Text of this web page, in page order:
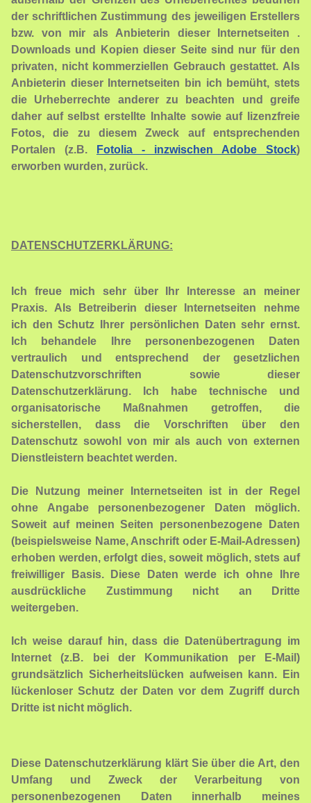
der schriftlichen Zustimmung des jeweiligen Erstellers
bzw. von mir als Anbieterin dieser Internetseiten .
Downloads und Kopien dieser Seite sind nur für den
privaten, nicht kommerziellen Gebrauch gestattet. Als
Anbieterin dieser Internetseiten bin ich bemüht, stets
die Urheberrechte anderer zu beachten und greife
daher auf selbst erstellte Inhalte sowie auf lizenzfreie
Fotos, die zu diesem Zweck auf entsprechenden
Portalen (z.B.
Fotolia - inzwischen Adobe Stock)
erworben wurden, zurück.
DATENSCHUTZERKLÄRUNG:
Ich freue mich sehr über Ihr Interesse an meiner
Praxis. Als Betreiberin dieser Internetseiten nehme
ich den Schutz Ihrer persönlichen Daten sehr ernst.
Ich behandele Ihre personenbezogenen Daten
vertraulich und entsprechend der gesetzlichen
Datenschutzvorschriften sowie dieser
Datenschutzerklärung. Ich habe technische und
organisatorische Maßnahmen getroffen, die
sicherstellen, dass die Vorschriften über den
Datenschutz sowohl von mir als auch von externen
Dienstleistern beachtet werden.
Die Nutzung meiner Internetseiten ist in der Regel
ohne Angabe personenbezogener Daten möglich.
Soweit auf meinen Seiten personenbezogene Daten
(beispielsweise Name, Anschrift oder E-Mail-Adressen)
erhoben werden, erfolgt dies, soweit möglich, stets auf
freiwilliger Basis. Diese Daten werde ich ohne Ihre
ausdrückliche Zustimmung nicht an Dritte
weitergeben.
Ich weise darauf hin, dass die Datenübertragung im
Internet (z.B. bei der Kommunikation per E-Mail)
grundsätzlich Sicherheitslücken aufweisen kann. Ein
lückenloser Schutz der Daten vor dem Zugriff durch
Dritte ist nicht möglich.
Diese Datenschutzerklärung klärt Sie über die Art, den
Umfang und Zweck der Verarbeitung von
personenbezogenen Daten innerhalb meines